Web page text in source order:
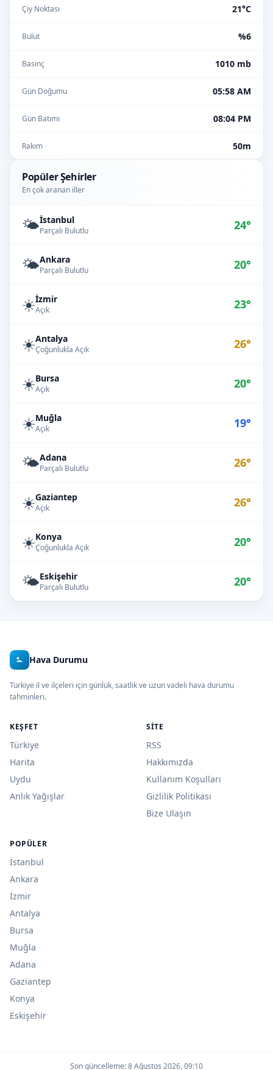
Çiy Noktası 21°C
Bulut %6
Basınç 1010 mb
Gün Doğumu 05:58 AM
Gün Batımı 08:04 PM
Rakım 50m
Popüler Şehirler
En çok aranan iller
🌤️İstanbul
Parçalı Bulutlu 24°
🌤️Ankara
Parçalı Bulutlu 20°
☀️İzmir
Açık 23°
☀️Antalya
Çoğunlukla Açık 26°
☀️Bursa
Açık 20°
☀️Muğla
Açık 19°
🌤️Adana
Parçalı Bulutlu 26°
☀️Gaziantep
Açık 26°
☀️Konya
Çoğunlukla Açık 20°
🌤️Eskişehir
Parçalı Bulutlu 20°
Hava Durumu
Türkiye il ve ilçeleri için günlük, saatlik ve uzun vadeli hava durumu
tahminleri.
KEŞFET
Türkiye
Harita
Uydu
Anlık Yağışlar
SITE
RSS
Hakkımızda
Kullanım Koşulları
Gizlilik Politikası
Bize Ulaşın
POPÜLER
İstanbul
Ankara
İzmir
Antalya
Bursa
Muğla
Adana
Gaziantep
Konya
Eskişehir
Son güncelleme:8 Ağustos 2026, 09:10